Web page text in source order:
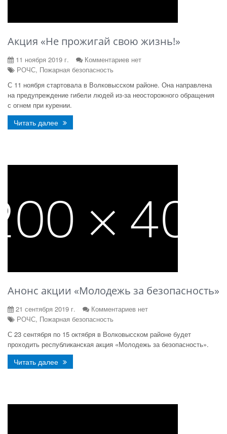
Акция «Не прожигай свою жизнь!»
11 ноября 2019 г.
Комментариев нет
РОЧС, Пожарная безопасность
С 11 ноября стартовала в Волковысском районе. Она направлена
на предупреждение гибели людей из-за неосторожного обращения
с огнем при курении.
Читать далее
Анонс акции «Молодежь за безопасность»
21 сентября 2019 г.
Комментариев нет
РОЧС, Пожарная безопасность
С 23 сентября по 15 октября в Волковысском районе будет
проходить республиканская акция «Молодежь за безопасность».
Читать далее